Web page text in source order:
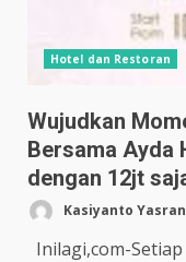
Hotel dan Restoran
Wujudkan
Bersama Ayda
dengan 12jt
Kasiyanto Yasran
Inilagi,com-